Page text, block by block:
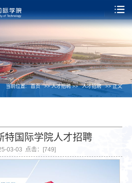
当前位置: 首页 >> 人才招聘 >> 人才招聘 >> 正文
特国际学院人才招聘
03-03 点击：[749]